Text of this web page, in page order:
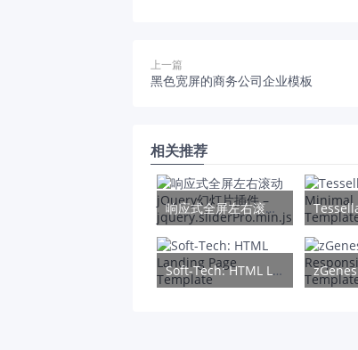
上一篇
黑色宽屏的商务公司企业模板
相关推荐
响应式全屏左右滚动jQuery幻灯片插件 – jquery.sliderPro.min.js
Soft-Tech: HTML Landing Page Template